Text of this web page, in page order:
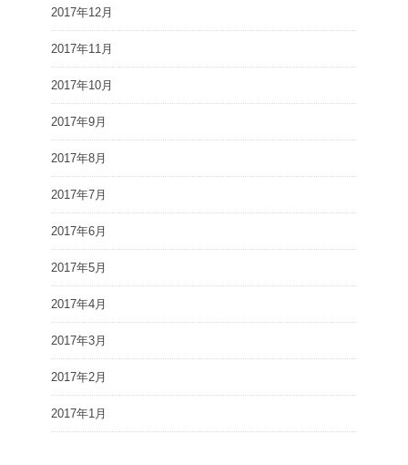
2017年12月
2017年11月
2017年10月
2017年9月
2017年8月
2017年7月
2017年6月
2017年5月
2017年4月
2017年3月
2017年2月
2017年1月